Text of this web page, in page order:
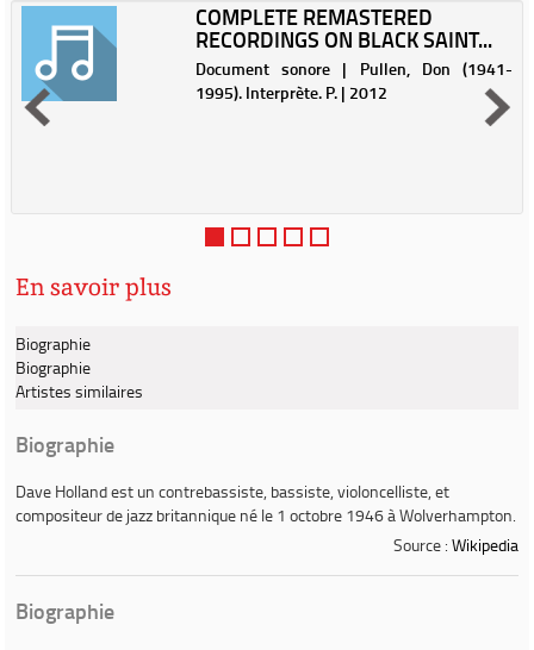
COMPLETE REMASTERED
RECORDINGS ON BLACK SAINT...
Document sonore | Pullen, Don (1941-
1995). Interprète. P. | 2012
En savoir plus
Biographie
Biographie
Artistes similaires
Biographie
Dave Hollandest un contrebassiste, bassiste, violoncelliste, et
compositeur de jazz britannique né le 1 octobre 1946 à Wolverhampton.
Source : Wikipedia
Biographie